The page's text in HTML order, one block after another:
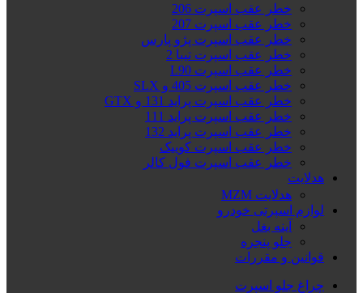
خطر عقب اسپرت 206
خطر عقب اسپرت 207
خطر عقب اسپرت پژو پارس
خطر عقب اسپرت تیبا 2
خطر عقب اسپرت L90
خطر عقب اسپرت 405 و SLX
خطر عقب اسپرت پراید 131 و GTX
خطر عقب اسپرت پراید 111
خطر عقب اسپرت پراید 132
خطر عقب اسپرت کوییک
خطر عقب اسپرت فول کالر
هدلایت
هدلایت MZM
لوازم اسپرتی خودرو
آینه بغل
جلو پنجره
قوانین و مقررات
چراغ جلو اسپرت